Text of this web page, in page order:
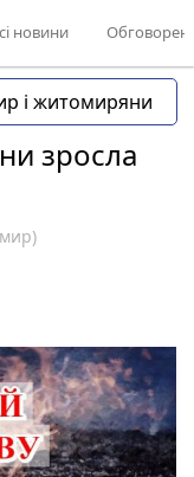
новини
і житомиряни
зросла